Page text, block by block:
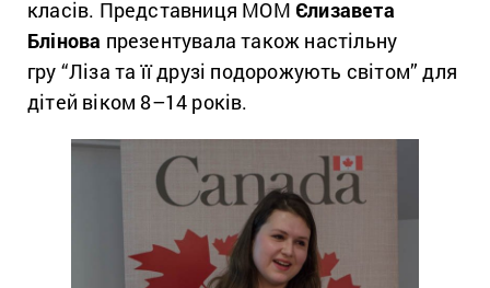
класів. Представниця МОМ Єлизавета
Блінова презентувала також настільну
гру “Ліза та її друзі подорожують світом” для
дітей віком 8–14 років.